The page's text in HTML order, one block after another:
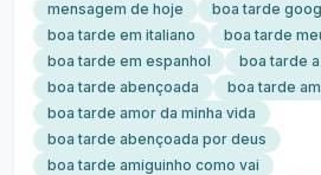
mensagem de hoje boa tarde
boa tarde em italiano
boa tarde
boa tarde em espanhol
boa tarde
boa tarde abençoada
boa tarde
boa tarde amor da minha vida
boa tarde abençoada por deus
boa tarde amiguinho como vai